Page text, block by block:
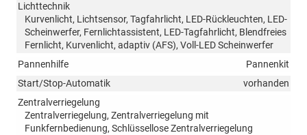
Lichttechnik
Kurvenlicht, Lichtsensor, Tagfahrlicht, LED-Rückleuchten, LED-
Scheinwerfer, Fernlichtassistent, LED-Tagfahrlicht, Blendfreies
Fernlicht, Kurvenlicht, adaptiv (AFS), Voll-LED Scheinwerfer
Pannenhilfe
Pannenkit
Start/Stop-Automatik
vorhanden
Zentralverriegelung
Zentralverriegelung, Zentralverriegelung mit
Funkfernbedienung, Schlüssellose Zentralverriegelung